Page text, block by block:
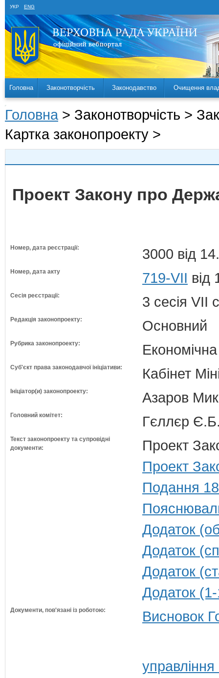
УКР ENG
Головна Законотворчість Законодавство Очищення
Головна > Законотворчість >
Картка законопроекту >
Проект Закону про
Номер, дата реєстрації: 3000 від
Номер, дата акту 719-VII від
Сесія реєстрації: 3 сесія VII
Редакція законопроекту: Основний
Рубрика законопроекту:
Суб'єкт права законодавчої ініціативи: Кабінет
Ініціатор(и) законопроекту: Азаров
Головний комітет: Гєллєр
Текст законопроекту та супровідні
документи:
Проект
Проект
Подання
Додаток
Додаток
Додаток
Додаток
Документи, пов'язані із роботою: Висновок